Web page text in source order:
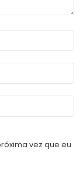
vez que eu